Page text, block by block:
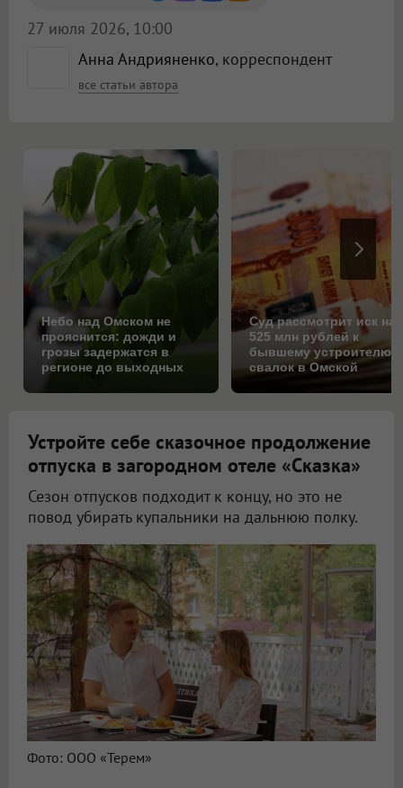
Анна Андрияненко, корреспондент
все статьи автора
27 июля 2026, 10:00
Небо над Омском не
прояснится: дожди и
грозы задержатся в
регионе до выходных
Суд рассмотрит иск на
525 млн рублей к
бывшему устроителю
свалок в Омской
Устройте себе сказочное продолжение
отпуска в загородном отеле «Сказка»
Сезон отпусков подходит к концу, но это не
повод убирать купальники на дальнюю полку.
Фото: ООО «Терем»